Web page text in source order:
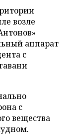
возле
аппарат
с
с
вещества